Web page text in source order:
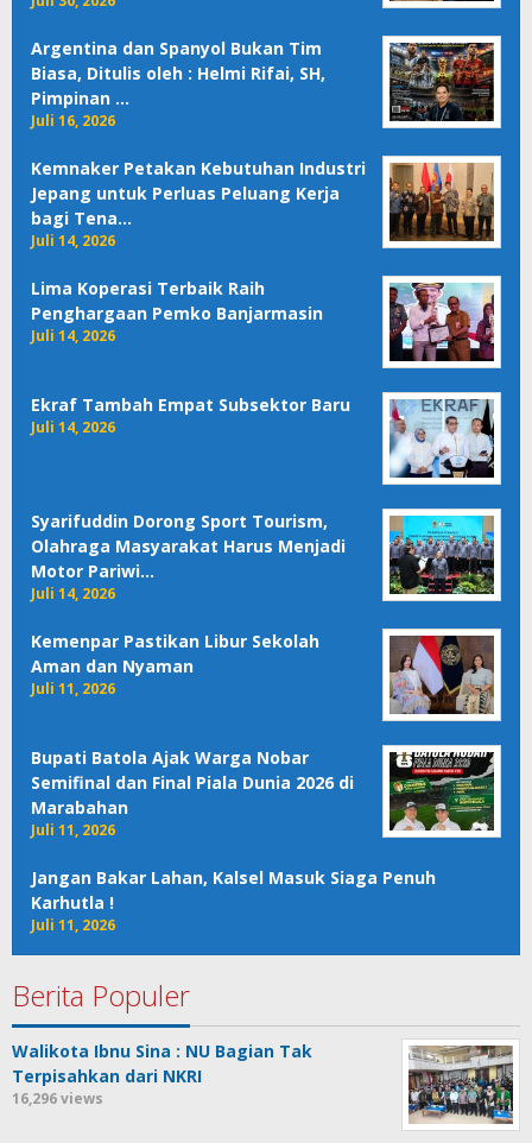
Argentina dan Spanyol Bukan Tim
Biasa, Ditulis oleh : Helmi Rifai, SH,
Pimpinan …
Juli 16, 2026
Kemnaker Petakan Kebutuhan Industri
Jepang untuk Perluas Peluang Kerja
bagi Tena…
Juli 14, 2026
Lima Koperasi Terbaik Raih
Penghargaan Pemko Banjarmasin
Juli 14, 2026
Ekraf Tambah Empat Subsektor Baru
Juli 14, 2026
Syarifuddin Dorong Sport Tourism,
Olahraga Masyarakat Harus Menjadi
Motor Pariwi…
Juli 14, 2026
Kemenpar Pastikan Libur Sekolah
Aman dan Nyaman
Juli 11, 2026
Bupati Batola Ajak Warga Nobar
Semifinal dan Final Piala Dunia 2026 di
Marabahan
Juli 11, 2026
Jangan Bakar Lahan, Kalsel Masuk Siaga Penuh
Karhutla !
Juli 11, 2026
Berita Populer
Walikota Ibnu Sina : NU Bagian Tak
Terpisahkan dari NKRI
16,296 views